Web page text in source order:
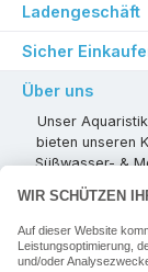
Ladengeschäft
Sicher
Über uns
Unser
bieten unseren
Süßwasser- &
Pflanzen,
kompetenter
alle Ihre